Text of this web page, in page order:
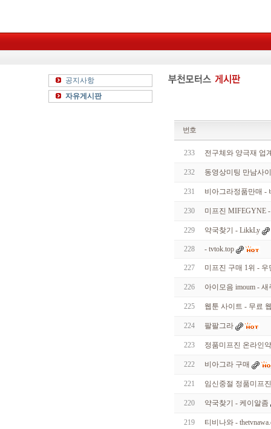
공지사항
자유게시판
번호
233 전구체와 양극재 업
232 동영상미팅 만남사
231 비아그라정품만매 -
230 미프진 MIFEGYNE
229 약국찾기 - LikkLy
228 - tvtok.top
227 미프진 구매 1위 -
226 아이모음 imoum -
225 웹툰 사이트 - 무료
224 팔팔그라
223 정품미프진 온라인
222 비아그라 구매
221 임신중절 정품미프
220 약국찾기 - 케이알좀
219 티비나와 -